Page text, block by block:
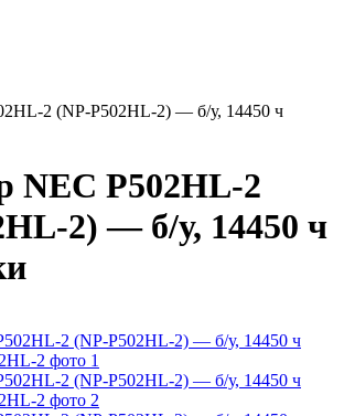
2 (NP-P502HL-2) — б/у, 14450 ч
NEC P502HL-2
2) — б/у, 14450 ч